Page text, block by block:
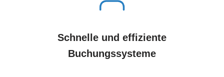
Schnelle und effiziente
Buchungssysteme